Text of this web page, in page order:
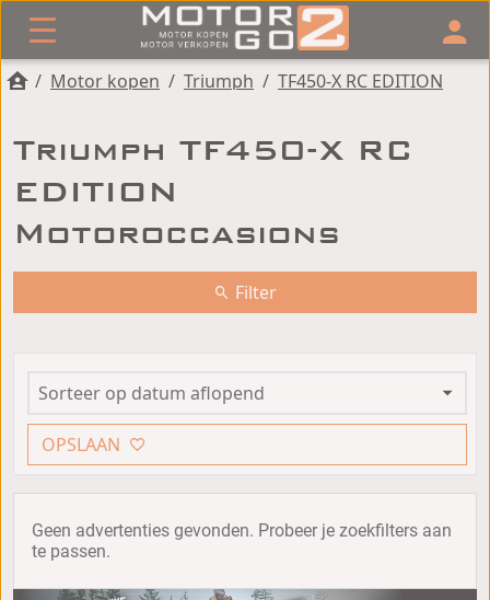
/ Motor kopen / Triumph / TF450-X RC EDITION
Triumph TF450-X RC
EDITION
Motoroccasions
Filter
OPSLAAN
Geen advertenties gevonden. Probeer je zoekfilters aan
te passen.